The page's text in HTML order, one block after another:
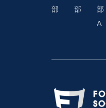
部
部
部
A